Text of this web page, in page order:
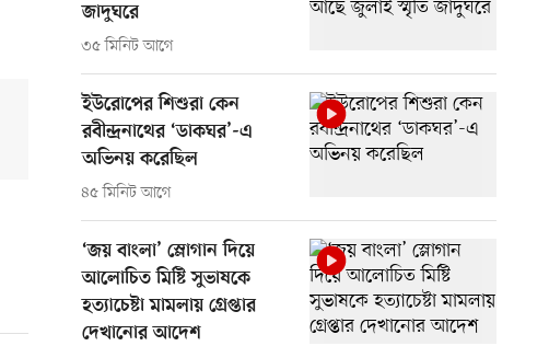
জাদুঘরে
৩৫ মিনিট আগে
ইউরোপের শিশুরা কেন
রবীন্দ্রনাথের ‘ডাকঘর’-এ
অভিনয় করেছিল
৪৫ মিনিট আগে
‘জয় বাংলা’ স্লোগান দিয়ে
আলোচিত মিষ্টি সুভাষকে
হত্যাচেষ্টা মামলায় গ্রেপ্তার
দেখানোর আদেশ